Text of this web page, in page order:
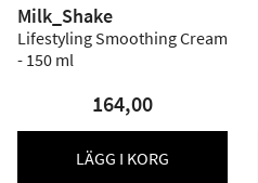
Milk_Shake
Lifestyling Smoothing Cream
- 150 ml
164,00
LÄGG I KORG